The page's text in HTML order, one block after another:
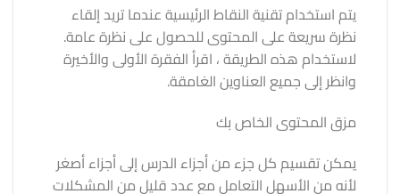
يتم استخدام تقنية النقاط الرئيسية عندما تريد إلقاء
نظرة سريعة على المحتوى للحصول على نظرة عامة.
لاستخدام هذه الطريقة ، اقرأ الفقرة الأولى والأخيرة
وانظر إلى جميع العناوين الغامقة.
مزق المحتوى الخاص بك
يمكن تقسيم كل جزء من أجزاء الدرس إلى أجزاء أصغر
لأنه من الأسهل التعامل مع عدد قليل من المشكلات